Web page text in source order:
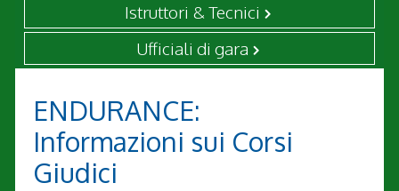
Istruttori & Tecnici
Ufficiali di gara
ENDURANCE:
Informazioni sui Corsi
Giudici